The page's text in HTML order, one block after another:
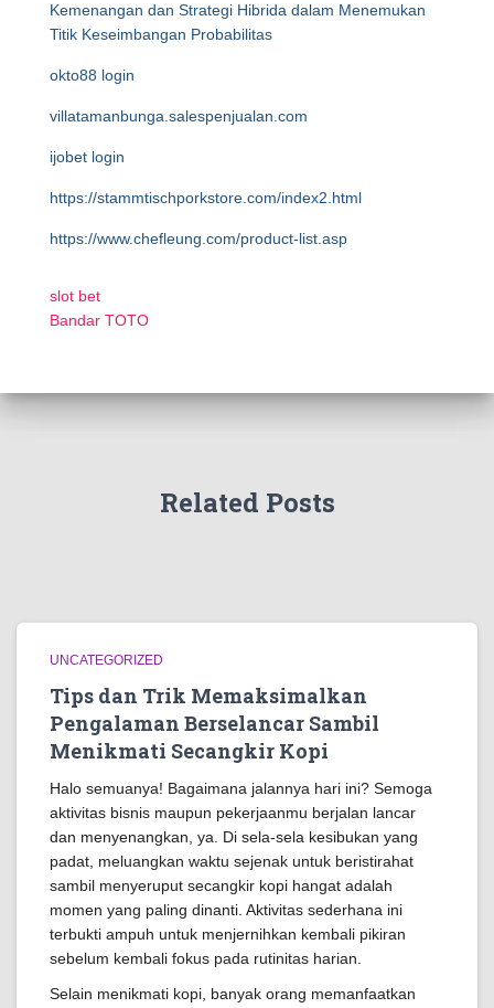
Kemenangan dan Strategi Hibrida dalam Menemukan
Titik Keseimbangan Probabilitas
okto88 login
villatamanbunga.salespenjualan.com
ijobet login
https://stammtischporkstore.com/index2.html
https://www.chefleung.com/product-list.asp
slot bet
Bandar TOTO
Related Posts
UNCATEGORIZED
Tips dan Trik Memaksimalkan
Pengalaman Berselancar Sambil
Menikmati Secangkir Kopi
Halo semuanya! Bagaimana jalannya hari ini? Semoga
aktivitas bisnis maupun pekerjaanmu berjalan lancar
dan menyenangkan, ya. Di sela-sela kesibukan yang
padat, meluangkan waktu sejenak untuk beristirahat
sambil menyeruput secangkir kopi hangat adalah
momen yang paling dinanti. Aktivitas sederhana ini
terbukti ampuh untuk menjernihkan kembali pikiran
sebelum kembali fokus pada rutinitas harian.
Selain menikmati kopi, banyak orang memanfaatkan